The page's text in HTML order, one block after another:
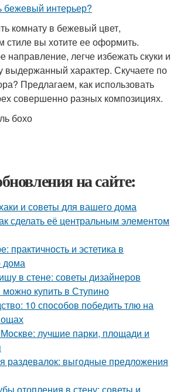
комнату в бежевый цвет,
стиле вы хотите ее оформить.
направление, легче избежать скуки и
выдержанный характер. Скучаете по
Предлагаем, как использовать
совершенно разных композициях.
бохо
на сайте:
и советы для вашего дома
сделать её центральным элементом
практичность и эстетика в
дома
в стене: советы дизайнеров
купить в Ступино
10 способов победить тлю на
Москве: лучшие парки, площади и
выгодные предложения